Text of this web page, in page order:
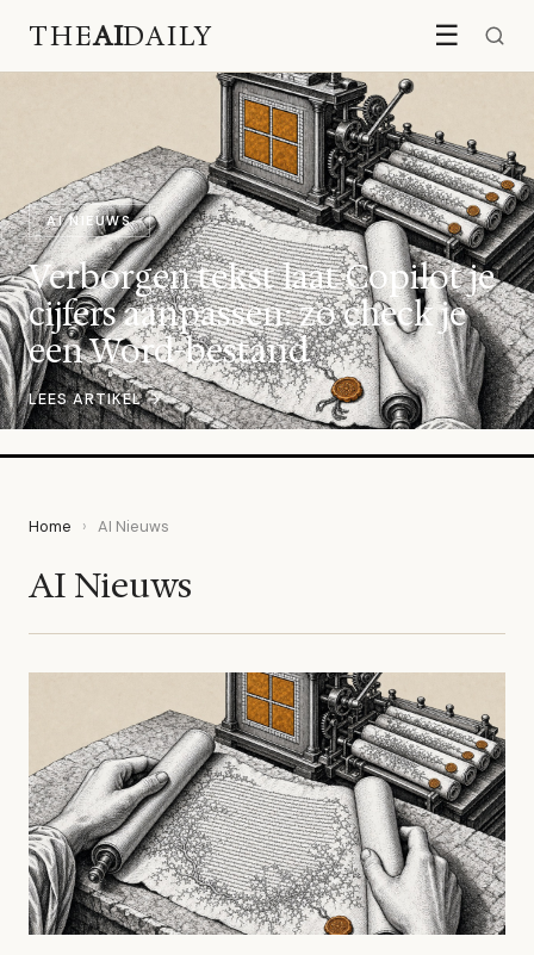
THEAIDAILY ☰
AI NIEUWS
Verborgen tekst laat Copilot je
cijfers aanpassen: zo check je
een Word-bestand
LEES ARTIKEL →
Home › AI Nieuws
AI Nieuws